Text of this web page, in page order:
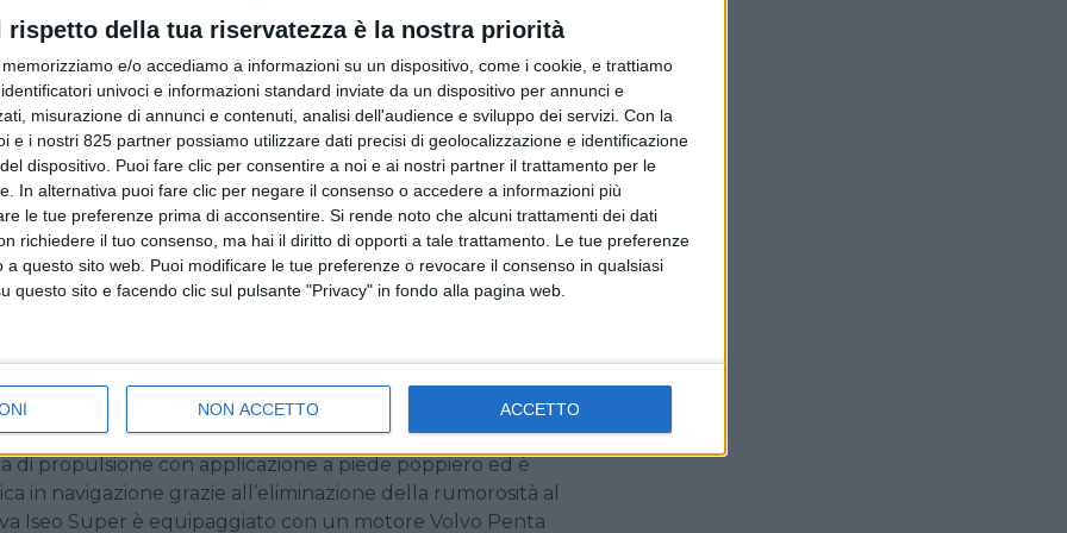
rispetto della tua riservatezza è la nostra priorità
memorizziamo e/o accediamo a informazioni su un dispositivo, come i cookie, e trattiamo
univoci e informazioni standard inviate da un dispositivo per annunci e
misurazione di annunci e contenuti, analisi dell'audience e sviluppo dei servizi. Con la
e i nostri 825 partner possiamo utilizzare dati precisi di geolocalizzazione e identificazione
dispositivo. Puoi fare clic per consentire a noi e ai nostri partner il trattamento per le
In alternativa puoi fare clic per negare il consenso o accedere a informazioni più
le tue preferenze prima di acconsentire. Si rende noto che alcuni trattamenti dei dati
richiedere il tuo consenso, ma hai il diritto di opporti a tale trattamento. Le tue preferenze
a questo sito web. Puoi modificare le tue preferenze o revocare il consenso in qualsiasi
questo sito e facendo clic sul pulsante "Privacy" in fondo alla pagina web.
NON ACCETTO ACCETTO
chartplotter da 9 pollici Volvo Penta per il controllo
tra la plancia analogica a destra e il vano porta oggetti a
digitale con uno schermo Böning da 12’’. Sotto al vano
un lettore sd e il panello per il controllo del sound
al plotter è disponibile un ampio vano storage per i
ampia rispetto alla versione precedente, grazie al layout
Sky waterproof en pendant con il colore dello scafo scelto
con movimentazione alza-abbassa elettrica, che
dalla cuscineria, diventando quindi parte integrante della
un’ulteriore area di storage, massimizzando così lo
si trova il bimini manuale a scomparsa, mentre a poppa,
Sky delle cuscinerie della dinette, è posizionato il vano
di propulsione con applicazione a piede poppiero ed è
in navigazione grazie all’eliminazione della rumorosità al
Iseo Super è equipaggiato con un motore Volvo Penta